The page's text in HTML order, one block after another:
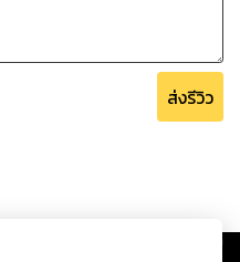
ส่งรีวิว